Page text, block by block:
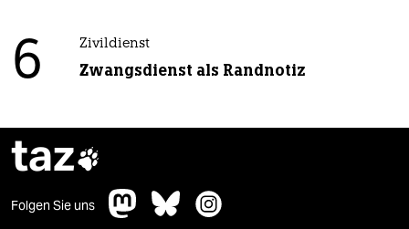
6 Zivildienst
Zwangsdienst als Randnotiz
taz
Folgen Sie uns